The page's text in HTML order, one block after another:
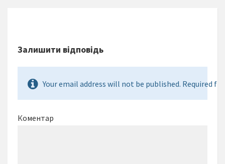
Залишити відповідь
Your email address will not be published. Required
Коментар